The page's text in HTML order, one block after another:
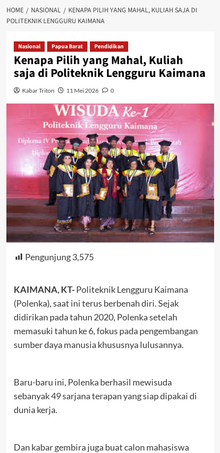
HOME NASIONAL
KENAPA PILIH YANG MAHAL, KULIAH SAJA DI
POLITEKNIK LENGGURU KAIMANA
Nasional Papua Barat Pendidikan
Kenapa Pilih yang Mahal, Kuliah
saja di Politeknik Lengguru Kaimana
Kabar Triton 11 Mei 2026 0
Pengunjung 3,575
KAIMANA, KT-Politeknik Lengguru Kaimana
(Polenka), saat ini terus berbenah diri. Sejak
didirikan pada tahun 2020, Polenka setelah
memasuki tahun ke 6, fokus pada pengembangan
sumber daya manusia khususnya lulusannya.
Baru-baru ini, Polenka berhasil mewisuda
sebanyak 49 sarjana terapan yang siap dipakai di
dunia kerja.
Dan kabar gembira juga buat calon mahasiswa